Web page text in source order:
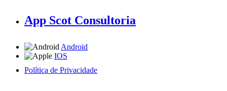
App Scot Consultoria
Android
IOS
Política de Privacidade